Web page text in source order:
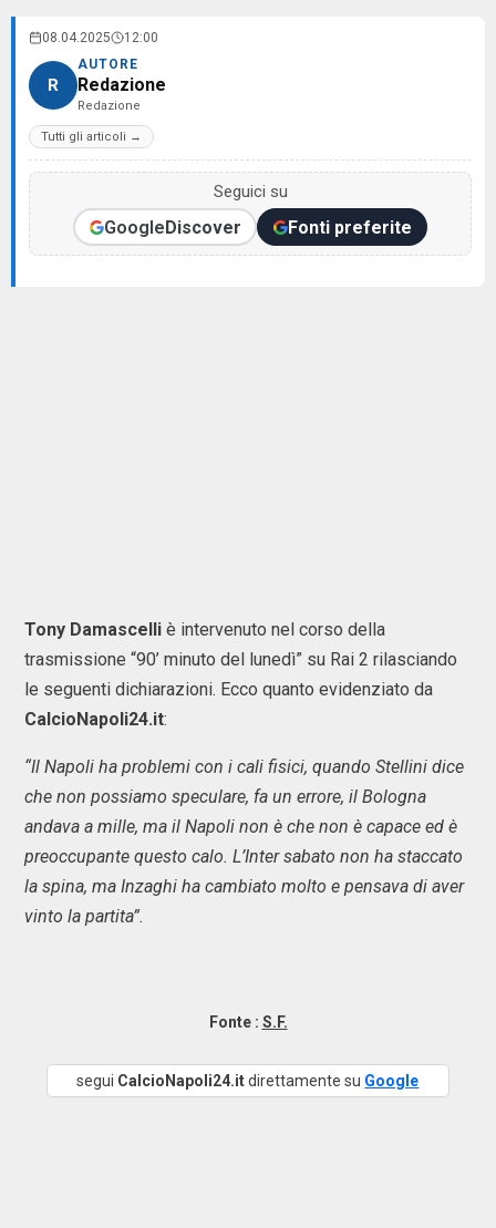
08.04.2025 12:00
R
AUTORE
Redazione
Redazione
Tutti gli articoli →
Seguici su
GoogleDiscover Fonti preferite
Tony Damascelli è intervenuto nel corso della
trasmissione “90’ minuto del lunedì” su Rai 2 rilasciando
le seguenti dichiarazioni. Ecco quanto evidenziato da
CalcioNapoli24.it:
“Il Napoli ha problemi con i cali fisici, quando Stellini dice
che non possiamo speculare, fa un errore, il Bologna
andava a mille, ma il Napoli non è che non è capace ed è
preoccupante questo calo. L’Inter sabato non ha staccato
la spina, ma Inzaghi ha cambiato molto e pensava di aver
vinto la partita”.
Fonte : S.F.
segui CalcioNapoli24.itdirettamente su Google